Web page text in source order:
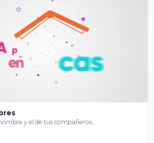
y el de tus compañeros.